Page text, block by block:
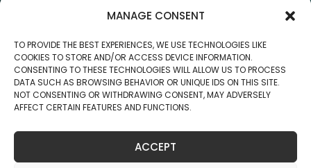
MANAGE CONSENT
TO PROVIDE THE BEST EXPERIENCES, WE USE TECHNOLOGIES LIKE
COOKIES TO STORE AND/OR ACCESS DEVICE INFORMATION.
CONSENTING TO THESE TECHNOLOGIES WILL ALLOW US TO PROCESS
DATA SUCH AS BROWSING BEHAVIOR OR UNIQUE IDS ON THIS SITE.
NOT CONSENTING OR WITHDRAWING CONSENT, MAY ADVERSELY
AFFECT CERTAIN FEATURES AND FUNCTIONS.
ACCEPT
Copyright © 2025 Jukola Industries Oy